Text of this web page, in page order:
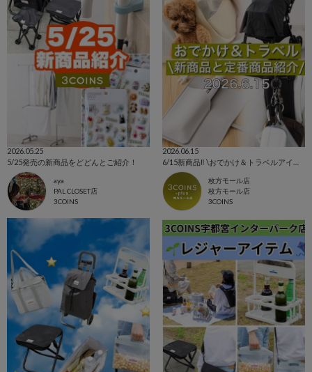
2026.05.25
5/25発売の新商品をどどんとご紹介！
aya
PAL CLOSET店
3COINS
2026.06.15
枚方モール店
枚方モール店
3COINS